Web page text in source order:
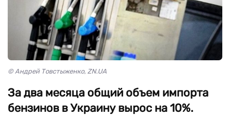
© Андрей Товстыженко, ZN.UA
За два месяца общий объем импорта
бензинов в Украину вырос на 10%.